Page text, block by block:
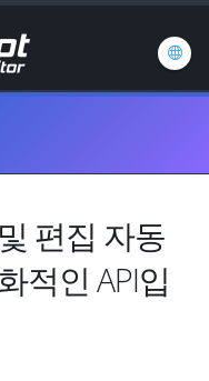
편집 자동
적인 API입